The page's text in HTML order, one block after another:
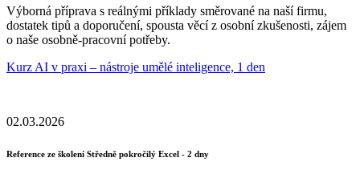
Výborná příprava s reálnými příklady směrované na naší firmu,
dostatek tipů a doporučení, spousta věcí z osobní zkušenosti, zájem
o naše osobně-pracovní potřeby.
Kurz AI v praxi – nástroje umělé inteligence, 1 den
02.03.2026
Reference ze školení Středně pokročilý Excel - 2 dny